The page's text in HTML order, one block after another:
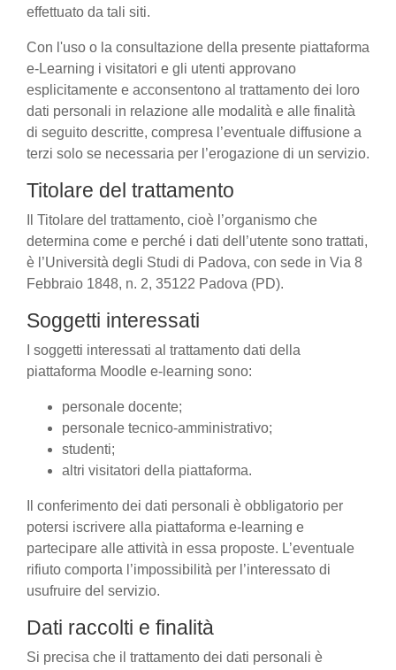
effettuato da tali siti.
Con l'uso o la consultazione della presente piattaforma
e-Learning i visitatori e gli utenti approvano
esplicitamente e acconsentono al trattamento dei loro
dati personali in relazione alle modalità e alle finalità
di seguito descritte, compresa l’eventuale diffusione a
terzi solo se necessaria per l’erogazione di un servizio.
Titolare del trattamento
Il Titolare del trattamento, cioè l’organismo che
determina come e perché i dati dell’utente sono trattati,
è l’Università degli Studi di Padova, con sede in Via 8
Febbraio 1848, n. 2, 35122 Padova (PD).
Soggetti interessati
I soggetti interessati al trattamento dati della
piattaforma Moodle e-learning sono:
personale docente;
personale tecnico-amministrativo;
studenti;
altri visitatori della piattaforma.
Il conferimento dei dati personali è obbligatorio per
potersi iscrivere alla piattaforma e-learning e
partecipare alle attività in essa proposte. L’eventuale
rifiuto comporta l’impossibilità per l’interessato di
usufruire del servizio.
Dati raccolti e finalità
Si precisa che il trattamento dei dati personali è